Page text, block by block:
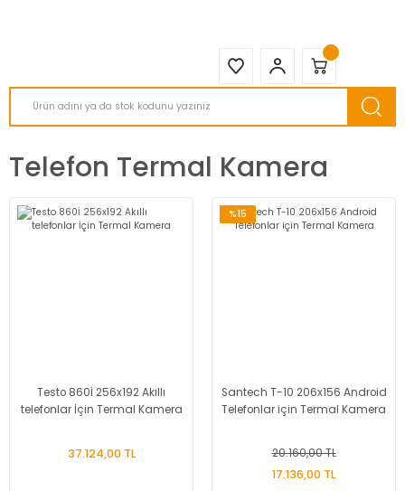
Telefon Termal Kamera
Testo 860İ 256x192 Akıllı
telefonlar İçin Termal Kamera
37.124,00 TL
%15
Santech T-10 206x156 Android
Telefonlar için Termal Kamera
20.160,00 TL
17.136,00 TL